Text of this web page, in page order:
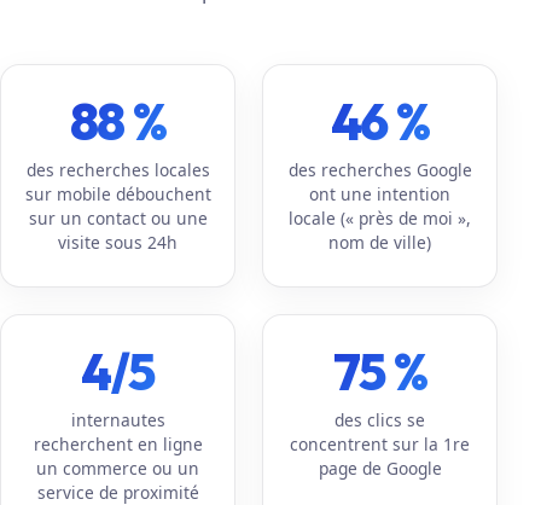
88 %
des recherches locales
sur mobile débouchent
sur un contact ou une
visite sous 24h
46 %
des recherches Google
ont une intention
locale (« près de moi »,
nom de ville)
4/5
internautes
recherchent en ligne
un commerce ou un
service de proximité
75 %
des clics se
concentrent sur la 1re
page de Google